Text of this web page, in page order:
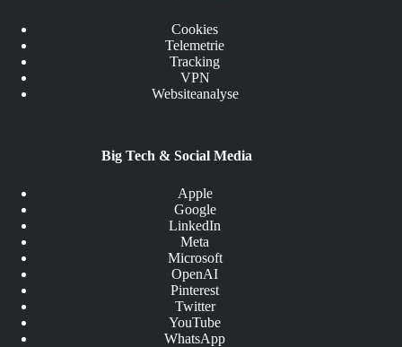
Cookies
Telemetrie
Tracking
VPN
Websiteanalyse
Big Tech & Social Media
Apple
Google
LinkedIn
Meta
Microsoft
OpenAI
Pinterest
Twitter
YouTube
WhatsApp